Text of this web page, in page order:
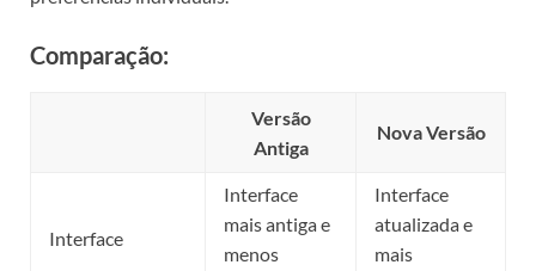
Comparação:
Versão
Antiga
Nova Versão
Interface
Interface
mais antiga e
menos
Interface
atualizada e
mais